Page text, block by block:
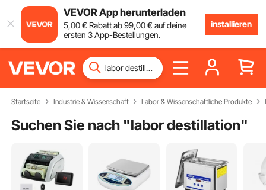
VEVOR App herunterladen
5,00€ Rabatt ab99,00€ auf deine
ersten 3 App-Bestellungen.
installieren
Startseite Industrie & Wissenschaft Labor & Wissenschaftliche Produkte
Suchen Sie nach "labor destillation"